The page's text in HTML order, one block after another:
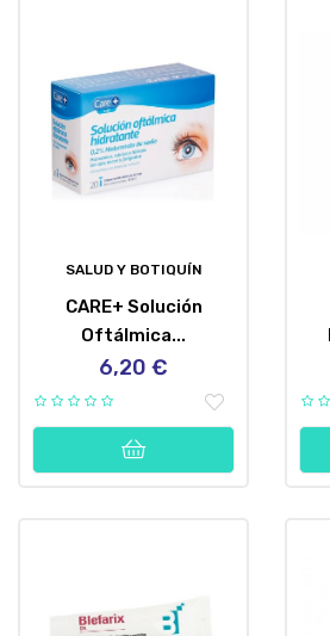
SALUD Y BOTIQUÍN
CARE+ Solución
Oftálmica...
Precio
6,20 €